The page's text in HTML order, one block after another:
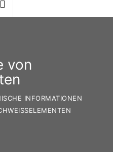
von
INFORMATIONEN